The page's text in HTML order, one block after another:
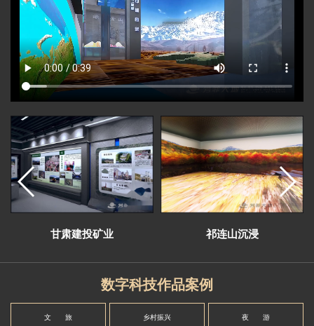
甘肃建投矿业 祁连山沉浸
数字科技作品案例
文 旅 乡村振兴 夜 游